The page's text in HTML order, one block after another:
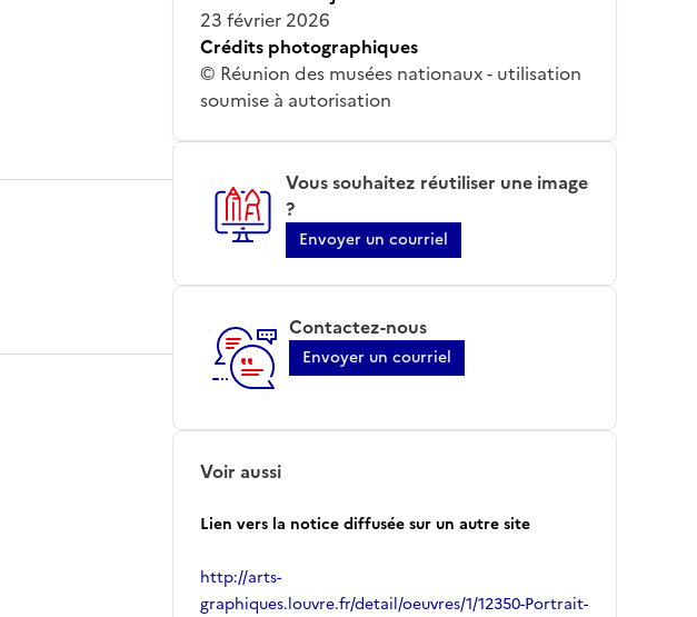
23 février 2026
Crédits photographiques
© Réunion des musées nationaux - utilisation
soumise à autorisation
Vous souhaitez réutiliser une image
?
Envoyer un courriel
Contactez-nous
Envoyer un courriel
Voir aussi
Lien vers la notice diffusée sur un autre site
http://arts-
graphiques.louvre.fr/detail/oeuvres/1/12350-Portrait-